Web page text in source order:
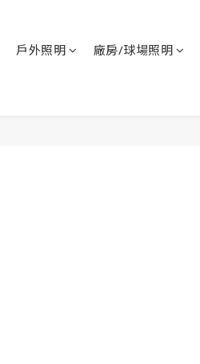
戶外照明 廠房/球場照明